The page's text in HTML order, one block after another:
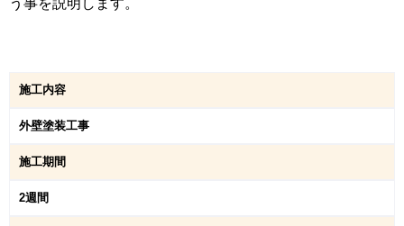
う事を説明します。
施工内容
外壁塗装工事
施工期間
2週間